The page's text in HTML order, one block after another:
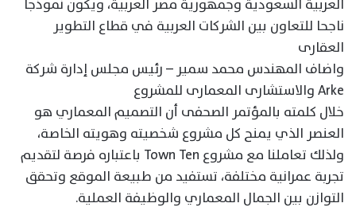
ناجحا للتعاون بين الشركات العربية في قطاع التطوير
العقارى
واضاف المهندس محمد سمير – رئيس مجلس إدارة شركة
Arke والاستشارى المعمارى للمشروع
خلال كلمته بالمؤتمر الصحفى أن التصميم المعماري هو
العنصر الذي يمنح كل مشروع شخصيته وهويته الخاصة،
ولذلك تعاملنا مع مشروع Town Ten باعتباره فرصة لتقديم
تجربة عمرانية مختلفة، تستفيد من طبيعة الموقع وتحقق
التوازن بين الجمال المعماري والوظيفة العملية.